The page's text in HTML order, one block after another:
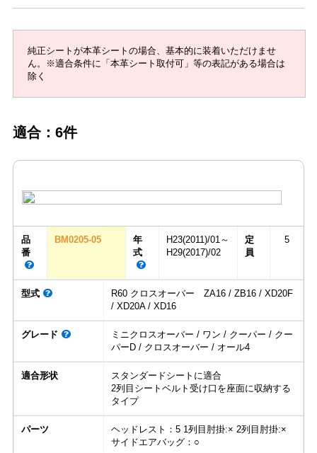
純正シートが本革シートの場合、基本的に装着いただけませ
ん。※適合条件に「本革シート取付可」等の表記がある場合は
除く
適合：6件
品
番
BM0205-05
年
式
H23(2011)/01～
H29(2017)/02
定
員
5
型式
R60 クロスオーバー ZA16 / ZB16 / XD20F
/ XD20A / XD16
グレード
ミニクロスオーバー / ワン / クーパー / クー
パーD / クロスオーバー / オール4
適合形状
スタンダードシートに適合
2列目シートベルト受け口を座面に収納する
タイプ
パーツ
ヘッドレスト：5 1列目肘掛:× 2列目肘掛:×
サイドエアバッグ：○